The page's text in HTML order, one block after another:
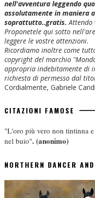
nell'avventura leggendo
assolutamente in maniera
soprattutto..gratis. Attendo
Proponetele qui sotto
leggere le vostre attenzioni.
Ricordiamo inoltre come
copyright del marchio
appropria indebitamente di
richiesta di permesso dal
Cordialmente, Gabriele Candi
CITAZIONI FAMOSE
"L'oro più vero non tintinna
nel buio". (anonimo)
NORTHERN DANCER